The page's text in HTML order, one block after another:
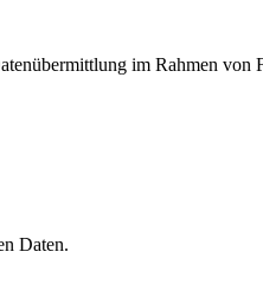
im Rahmen
Daten.